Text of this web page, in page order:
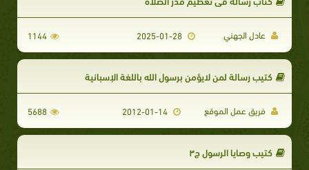
عادل الجهني 1144
كتيب رسالة لمن لايؤمن برسول الله باللغة الإسبانية
فريق عمل الموقع 5688
كتيب وصايا الرسول ج۳